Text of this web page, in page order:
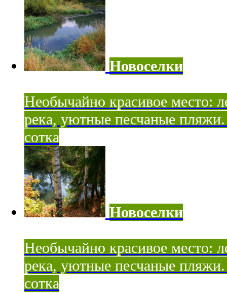
Новоселки
Необычайно красивое место:
река, уютные песчаные
сотка
Новоселки
Необычайно красивое место:
река, уютные песчаные
сотка